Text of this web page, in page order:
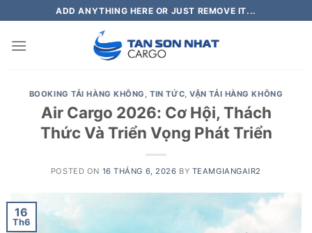
to
content
ADD ANYTHING HERE OR JUST REMOVE IT...
BOOKING TẢI HÀNG KHÔNG ,TIN TỨC,VẬN TẢI HÀNG KHÔNG
Air Cargo 2026: Cơ Hội, Thách
Thức Và Triển Vọng Phát Triển
POSTED ON 16 THÁNG 6, 2026 BY TEAMGIANGAIR2
16
Th6